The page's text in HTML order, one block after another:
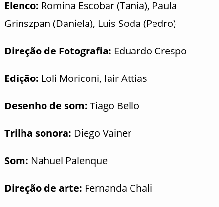
Elenco: Romina Escobar (Tania), Paula
Grinszpan (Daniela), Luis Soda (Pedro)
Direção de Fotografia: Eduardo Crespo
Edição: Loli Moriconi, Iair Attias
Desenho de som: Tiago Bello
Trilha sonora: Diego Vainer
Som: Nahuel Palenque
Direção de arte: Fernanda Chali